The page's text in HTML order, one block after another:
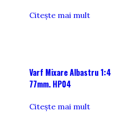
Citește mai mult
Varf Mixare Albastru 1:4
77mm. HP04
Citește mai mult